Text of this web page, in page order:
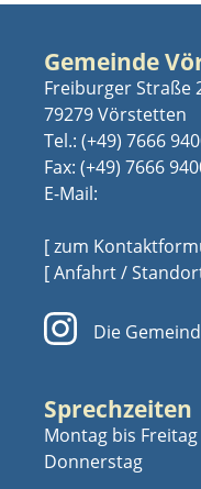
Gemeinde
Freiburger Straße
79279 Vörstetten
Tel.: (+49) 7666
Fax: (+49) 7666
E-Mail:
[ zum
[ Anfahrt /
Die
Sprechzeiten
Montag bis Freitag
Donnerstag